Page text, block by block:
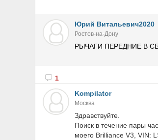
Юрий Витальевич2020
Ростов-на-Дону
РЫЧАГИ ПЕРЕДНИЕ В
1
Kompilator
Москва
Здравствуйте.
Поиск в течение пары
моего Brilliance V3, VIN: